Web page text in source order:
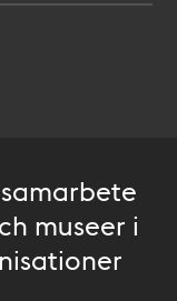
museer i